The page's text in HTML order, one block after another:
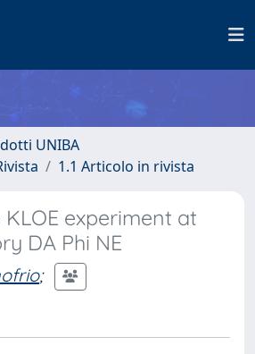
UNIBA
1.1 Articolo in rivista
experiment at
DA Phi NE
;